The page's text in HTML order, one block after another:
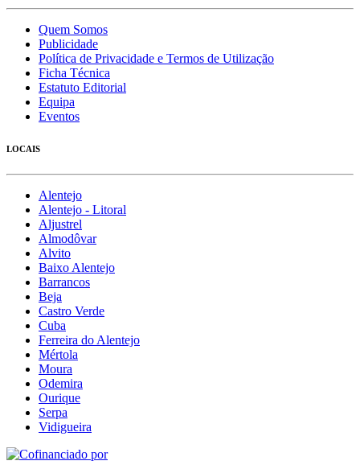
Quem Somos
Publicidade
Política de Privacidade e Termos de Utilização
Ficha Técnica
Estatuto Editorial
Equipa
Eventos
LOCAIS
Alentejo
Alentejo - Litoral
Aljustrel
Almodôvar
Alvito
Baixo Alentejo
Barrancos
Beja
Castro Verde
Cuba
Ferreira do Alentejo
Mértola
Moura
Odemira
Ourique
Serpa
Vidigueira